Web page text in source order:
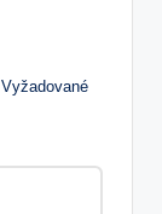
Vyžadované